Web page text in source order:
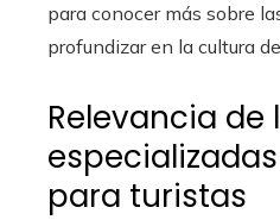
para conocer más sobre
profundizar en la cultura
Relevancia de
para turistas